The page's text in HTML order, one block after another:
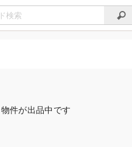
物件が出品中です